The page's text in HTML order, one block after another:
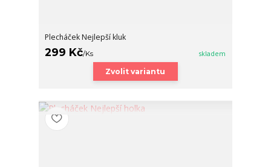
Plecháček Nejlepší kluk
299 Kč/Ks skladem
Zvolit variantu